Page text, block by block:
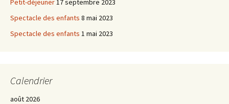
Petit-déjeuner17 septembre 2023
Spectacle des enfants 8 mai 2023
Spectacle des enfants 1 mai 2023
Calendrier
août 2026